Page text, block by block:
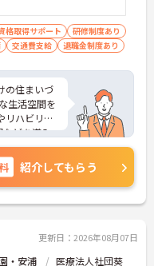
格取得サポート
研修制度あり
交通費支給 退職金制度あり
の住まいづ
生活空間を
リハビリ機
などを導入
働きやすい
お問い合
紹介してもらう
更新日：2026年08月07日
・安浦
医療法人社団葵